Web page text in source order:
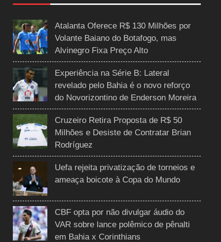
Atalanta Oferece R$ 130 Milhões por
Volante Baiano do Botafogo, mas
Alvinegro Fixa Preço Alto
Experiência na Série B: Lateral
revelado pelo Bahia é o novo reforço
do Novorizontino de Enderson Moreira
Cruzeiro Retira Proposta de R$ 50
Milhões e Desiste de Contratar Brian
Rodríguez
Uefa rejeita privatização de torneios e
ameaça boicote à Copa do Mundo
CBF opta por não divulgar áudio do
VAR sobre lance polêmico de pênalti
em Bahia x Corinthians